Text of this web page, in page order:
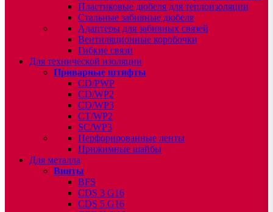
Пластиковые дюбеля для теплоизоляции
Стальные забивные дюбеля
Адаптеры для забивных связей
Вентиляционные коробочки
Гибкие связи
Для технической изоляции
Приварные штифты
CD/PWP
CD/WP2
CD/WP3
CT/WP2
SC/WP3
Перфорированные ленты
Прижимные шайбы
Для металла
Винты
BFS
CDS 3 G16
CDS 5 G16